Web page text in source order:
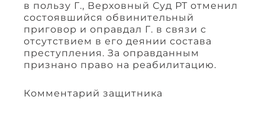
в пользу Г., Верховный Суд РТ отменил
состоявшийся обвинительный
приговор и оправдал Г. в связи с
отсутствием в его деянии состава
преступления. За оправданным
признано право на реабилитацию.
Комментарий защитника